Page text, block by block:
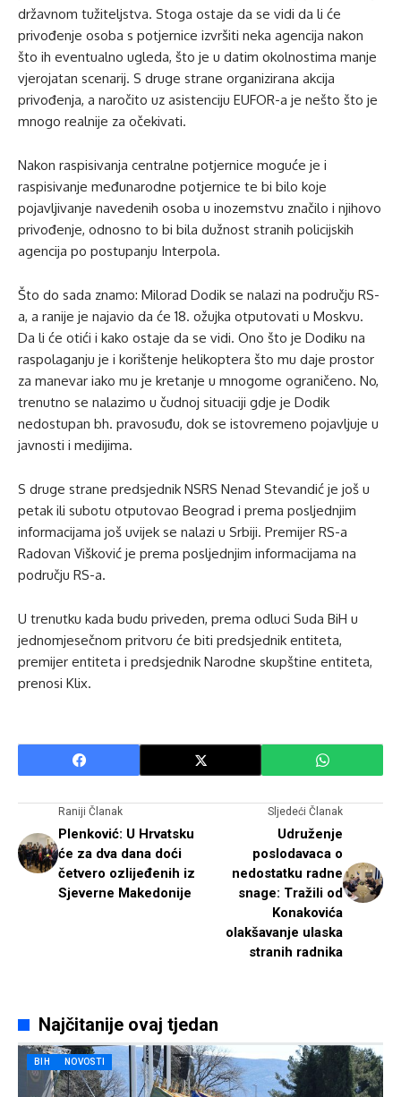
državnom tužiteljstva. Stoga ostaje da se vidi da li će
privođenje osoba s potjernice izvršiti neka agencija nakon
što ih eventualno ugleda, što je u datim okolnostima manje
vjerojatan scenarij. S druge strane organizirana akcija
privođenja, a naročito uz asistenciju EUFOR-a je nešto što je
mnogo realnije za očekivati.
Nakon raspisivanja centralne potjernice moguće je i
raspisivanje međunarodne potjernice te bi bilo koje
pojavljivanje navedenih osoba u inozemstvu značilo i njihovo
privođenje, odnosno to bi bila dužnost stranih policijskih
agencija po postupanju Interpola.
Što do sada znamo: Milorad Dodik se nalazi na području RS-
a, a ranije je najavio da će 18. ožujka otputovati u Moskvu.
Da li će otići i kako ostaje da se vidi. Ono što je Dodiku na
raspolaganju je i korištenje helikoptera što mu daje prostor
za manevar iako mu je kretanje u mnogome ograničeno. No,
trenutno se nalazimo u čudnoj situaciji gdje je Dodik
nedostupan bh. pravosuđu, dok se istovremeno pojavljuje u
javnosti i medijima.
S druge strane predsjednik NSRS Nenad Stevandić je još u
petak ili subotu otputovao Beograd i prema posljednjim
informacijama još uvijek se nalazi u Srbiji. Premijer RS-a
Radovan Višković je prema posljednjim informacijama na
području RS-a.
U trenutku kada budu priveden, prema odluci Suda BiH u
jednomjesečnom pritvoru će biti predsjednik entiteta,
premijer entiteta i predsjednik Narodne skupštine entiteta,
prenosi Klix.
Raniji Članak
Plenković: U Hrvatsku
će za dva dana doći
četvero ozlijeđenih iz
Sjeverne Makedonije
Sljedeći Članak
Udruženje
poslodavaca o
nedostatku radne
snage: Tražili od
Konakovića
olakšavanje ulaska
stranih radnika
Najčitanije ovaj tjedan
BIH NOVOSTI